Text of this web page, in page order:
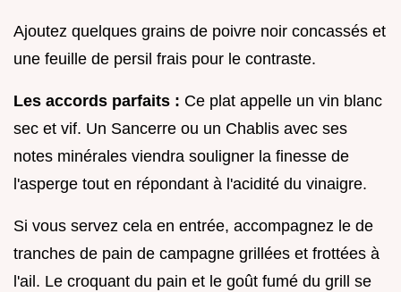
Ajoutez quelques grains de poivre noir concassés et
une feuille de persil frais pour le contraste.
Les accords parfaits : Ce plat appelle un vin blanc
sec et vif. Un Sancerre ou un Chablis avec ses
notes minérales viendra souligner la finesse de
l'asperge tout en répondant à l'acidité du vinaigre.
Si vous servez cela en entrée, accompagnez le de
tranches de pain de campagne grillées et frottées à
l'ail. Le croquant du pain et le goût fumé du grill se